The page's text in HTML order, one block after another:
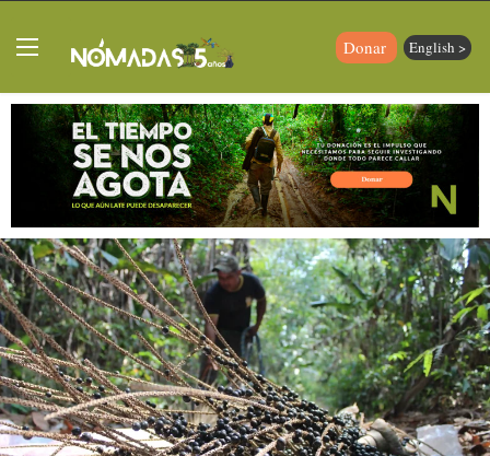
Donar English >